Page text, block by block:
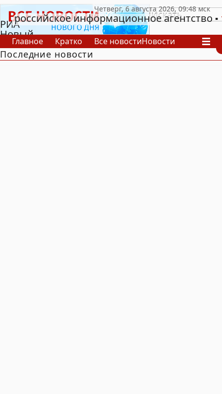
РИА
Новый
День
российское информационное агентство
Главное Кратко Все новостиНовости
В России
В мире
Последние новости